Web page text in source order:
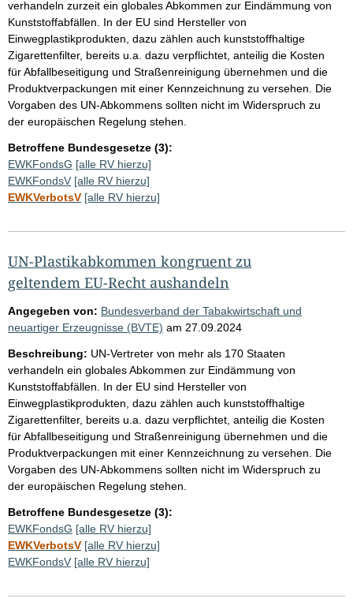
verhandeln zurzeit ein globales Abkommen zur Eindämmung von
Kunststoffabfällen. In der EU sind Hersteller von
Einwegplastikprodukten, dazu zählen auch kunststoffhaltige
Zigarettenfilter, bereits u.a. dazu verpflichtet, anteilig die Kosten
für Abfallbeseitigung und Straßenreinigung übernehmen und die
Produktverpackungen mit einer Kennzeichnung zu versehen. Die
Vorgaben des UN-Abkommens sollten nicht im Widerspruch zu
der europäischen Regelung stehen.
Betroffene Bundesgesetze (3):
EWKFondsG [alle RV hierzu]
EWKFondsV [alle RV hierzu]
EWKVerbotsV [alle RV hierzu]
UN-Plastikabkommen kongruent zu
geltendem EU-Recht aushandeln
Angegeben von: Bundesverband der Tabakwirtschaft und
neuartiger Erzeugnisse (BVTE) am 27.09.2024
Beschreibung: UN-Vertreter von mehr als 170 Staaten
verhandeln ein globales Abkommen zur Eindämmung von
Kunststoffabfällen. In der EU sind Hersteller von
Einwegplastikprodukten, dazu zählen auch kunststoffhaltige
Zigarettenfilter, bereits u.a. dazu verpflichtet, anteilig die Kosten
für Abfallbeseitigung und Straßenreinigung übernehmen und die
Produktverpackungen mit einer Kennzeichnung zu versehen. Die
Vorgaben des UN-Abkommens sollten nicht im Widerspruch zu
der europäischen Regelung stehen.
Betroffene Bundesgesetze (3):
EWKFondsG [alle RV hierzu]
EWKVerbotsV [alle RV hierzu]
EWKFondsV [alle RV hierzu]